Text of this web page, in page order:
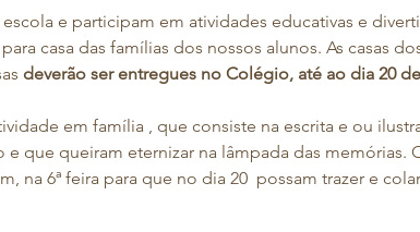
e participam em atividades educativas e
para casa das famílias dos nossos alunos. As casas
deverão ser entregues no Colégio, até ao dia 20 de
em família , que consiste na escrita e ou
que queiram eternizar na lâmpada das memórias.
6ª feira para que no dia 20  possam trazer e